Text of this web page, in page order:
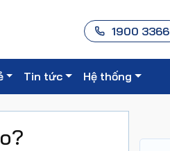
1900 3366
Tin tức Hệ thống